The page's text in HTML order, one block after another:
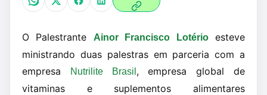
O Palestrante Ainor Francisco Lotérioesteve
ministrando duas palestras em parceria com a
empresa
Nutrilite Brasil , empresa global de
vitaminas e suplementos alimentares